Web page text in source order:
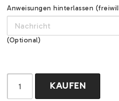
Anweisungen hinterlassen
(Optional)
KAUFEN